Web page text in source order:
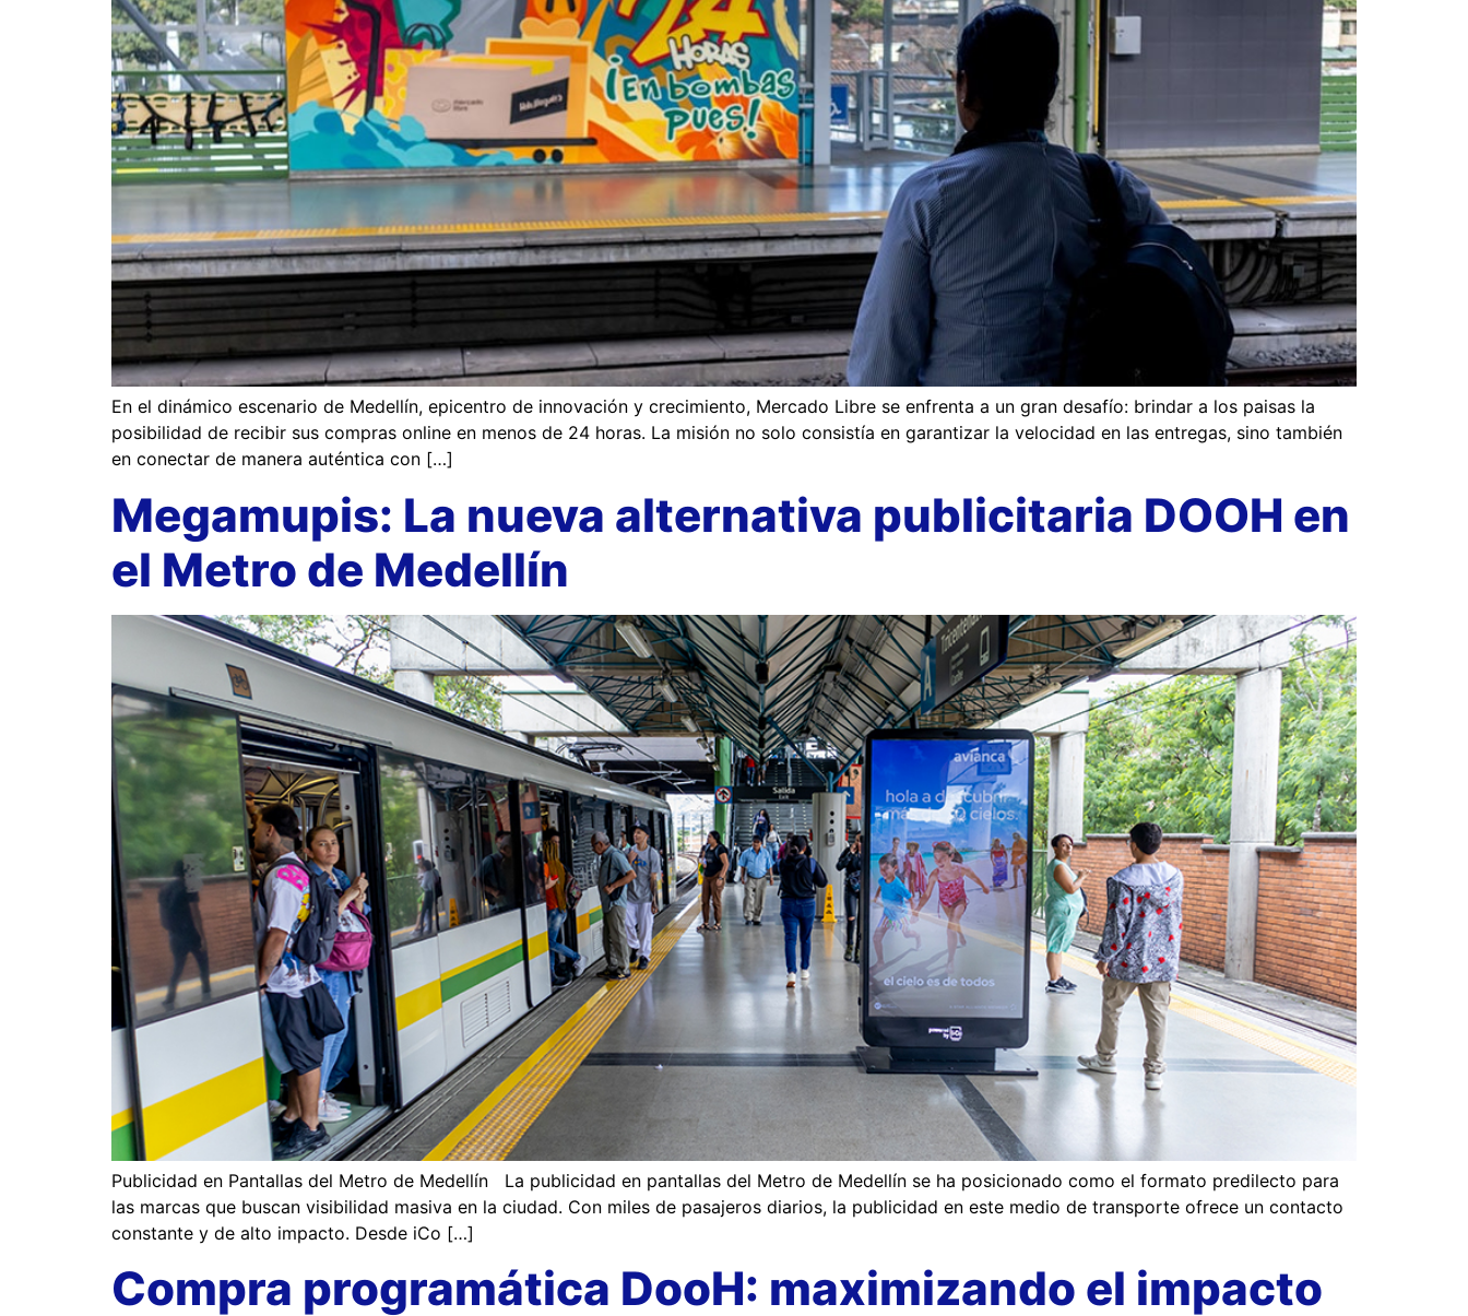
En el dinámico escenario de Medellín, epicentro de innovación y crecimiento, Mercado Libre se enfrenta a un gran desafío: brindar a los paisas la
posibilidad de recibir sus compras online en menos de 24 horas. La misión no solo consistía en garantizar la velocidad en las entregas, sino también
en conectar de manera auténtica con […]
Megamupis: La nueva alternativa publicitaria DOOH en
el Metro de Medellín
Publicidad en Pantallas del Metro de Medellín La publicidad en pantallas del Metro de Medellín se ha posicionado como el formato predilecto para
las marcas que buscan visibilidad masiva en la ciudad. Con miles de pasajeros diarios, la publicidad en este medio de transporte ofrece un contacto
constante y de alto impacto. Desde iCo […]
Compra programática DooH: maximizando el impacto